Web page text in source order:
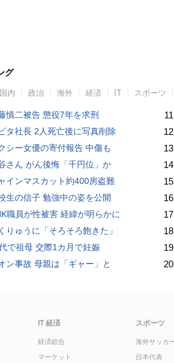
グ
国内 政治 海外 経済 IT スポーツ
慎二被告 懲役7年を求刑
タ社長 2人死亡後に写真削除
シー女優の寄付報告 中傷も
さん がん後悔「千円位」か
インマスカット約400房盗難
生の信子 勉強中の姿を公開
職員が性被害 経緯が明らかに
りゅうに「そろそろ飽きた」
で祖母 交際1カ月で妊娠
ン事故 母親は「ギャー」と
IT 経済
経済総合
マーケット
スポーツ
海外サッカ
日本代表